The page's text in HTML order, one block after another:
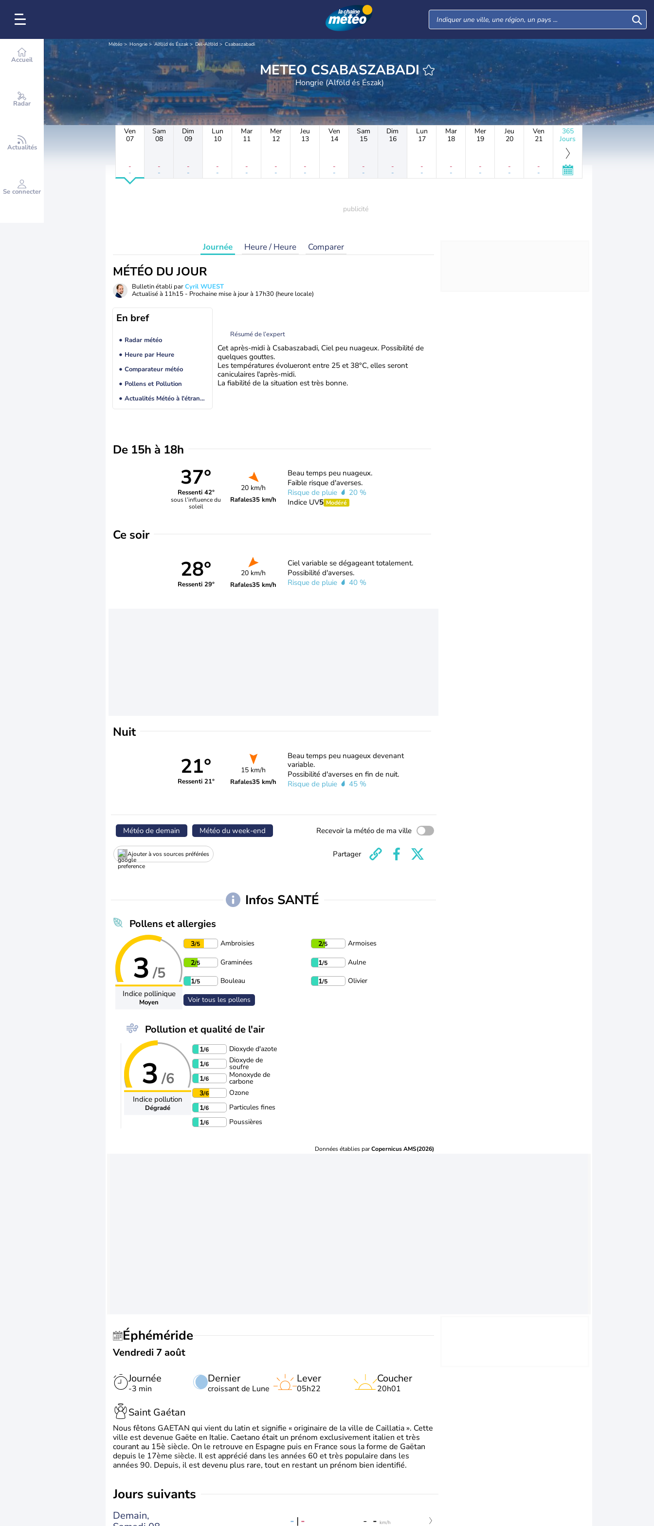
Accueil
Radar
Actualités
Se connecter
Météo Hongrie Alföld és Észak Dél-Alföld Csabaszabadi
METEO CSABASZABADI
Hongrie (Alföld és Észak)
Ven
07
-
-
Sam
08
-
-
Dim
09
-
-
Lun
10
-
-
Mar
11
-
-
Mer
12
-
-
Jeu
13
-
-
Ven
14
-
-
Sam
15
-
-
Dim
16
-
-
Lun
17
-
-
Mar
18
-
-
Mer
19
-
-
Jeu
20
-
-
Ven
21
-
-
365
Jours
Journée Heure / Heure Comparer
MÉTÉO DU JOUR
Bulletin établi parCyril WUEST
Actualisé à 11h15 - Prochaine mise à jour à 17h30 (heure locale)
En bref
Radar météo
Heure par Heure
Comparateur météo
Pollens et Pollution
Actualités Météo à l'étranger
Résumé de l’expert
Cet après-midi à Csabaszabadi, Ciel peu nuageux. Possibilité de
quelques gouttes.
Les températures évolueront entre 25 et 38°C, elles seront
caniculaires l'après-midi.
La fiabilité de la situation est très bonne.
De 15h à 18h
37°
Ressenti 42°
sous l’influence du
soleil
20 km/h
Rafales35 km/h
Beau temps peu nuageux.
Faible risque d'averses.
Risque de pluie
20 %
Indice UV5 Modéré
Ce soir
28°
Ressenti 29°
20 km/h
Rafales35 km/h
Ciel variable se dégageant totalement.
Possibilité d'averses.
Risque de pluie
40 %
Nuit
21°
Ressenti 21°
15 km/h
Rafales35 km/h
Beau temps peu nuageux devenant
variable.
Possibilité d'averses en fin de nuit.
Risque de pluie
45 %
Météo de demain Météo du week-end Recevoir la météo de ma ville
Ajouter à vos sources préférées Partager
Infos SANTÉ
Pollens et allergies
3 /5
Indice pollinique
Moyen
3/5 Ambroisies 2/5 Armoises
2/5 Graminées 1/5 Aulne
1/5 Bouleau 1/5 Olivier
Voir tous les pollens
Pollution et qualité de l'air
3 /6
Indice pollution
Dégradé
1/6
Dioxyde d'azote
1/6 Dioxyde de
soufre
1/6 Monoxyde de
carbone
3/6
Ozone
1/6
Particules fines
1/6 Poussières
Données établies parCopernicus AMS(2026)
Éphéméride
Vendredi 7 août
Journée
-3 min
Dernier
croissant de Lune
Lever
05h22
Coucher
20h01
Saint Gaétan
Nous fêtons GAETAN qui vient du latin et signifie « originaire de la ville de Caillatia ». Cette
ville est devenue Gaëte en Italie. Caetano était un prénom exclusivement italien et très
courant au 15è siècle. On le retrouve en Espagne puis en France sous la forme de Gaëtan
depuis le 17ème siècle. Il est apprécié dans les années 60 et très populaire dans les
années 90. Depuis, il est devenu plus rare, tout en restant un prénom bien identifié.
jours suivants
Demain,
- | - - - km/h